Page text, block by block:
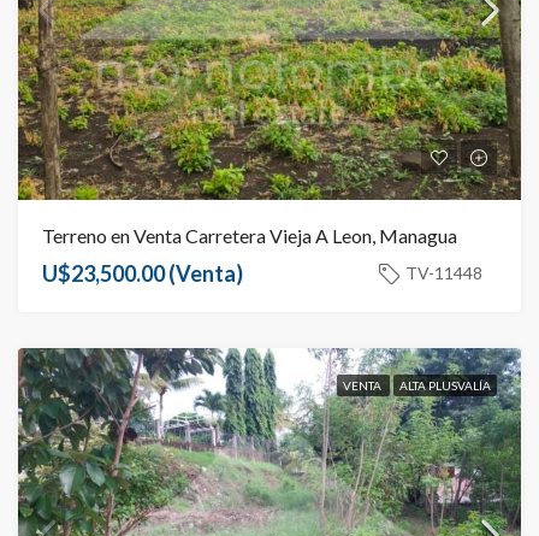
Terreno en Venta Carretera Vieja A Leon, Managua
U$23,500.00(Venta) TV-11448
VENTA ALTA PLUSVALÍA